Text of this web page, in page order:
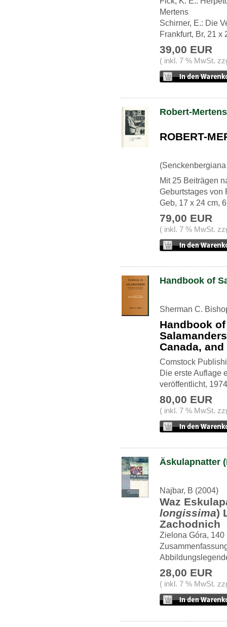
Mertens
Schirner, E.: Die
Frankfurt, Br, 21 x
39,00 EUR
( inkl. 7 % MwSt.
Robert-
ROBERT-
Mit 25 Beiträgen
Geburtstages von
Geb, 17 x 24 cm,
79,00 EUR
( inkl. 7 % MwSt.
Handbook of
Sherman C.
Handbook
Canada,
Comstock
Die erste Auflage
veröffentlicht,
80,00 EUR
( inkl. 7 % MwSt.
Äskulapnatter
Najbar, B (2004)
Waz
longissima)
Zachodnich
Zielona Góra, 140
28,00 EUR
( inkl. 7 % MwSt.